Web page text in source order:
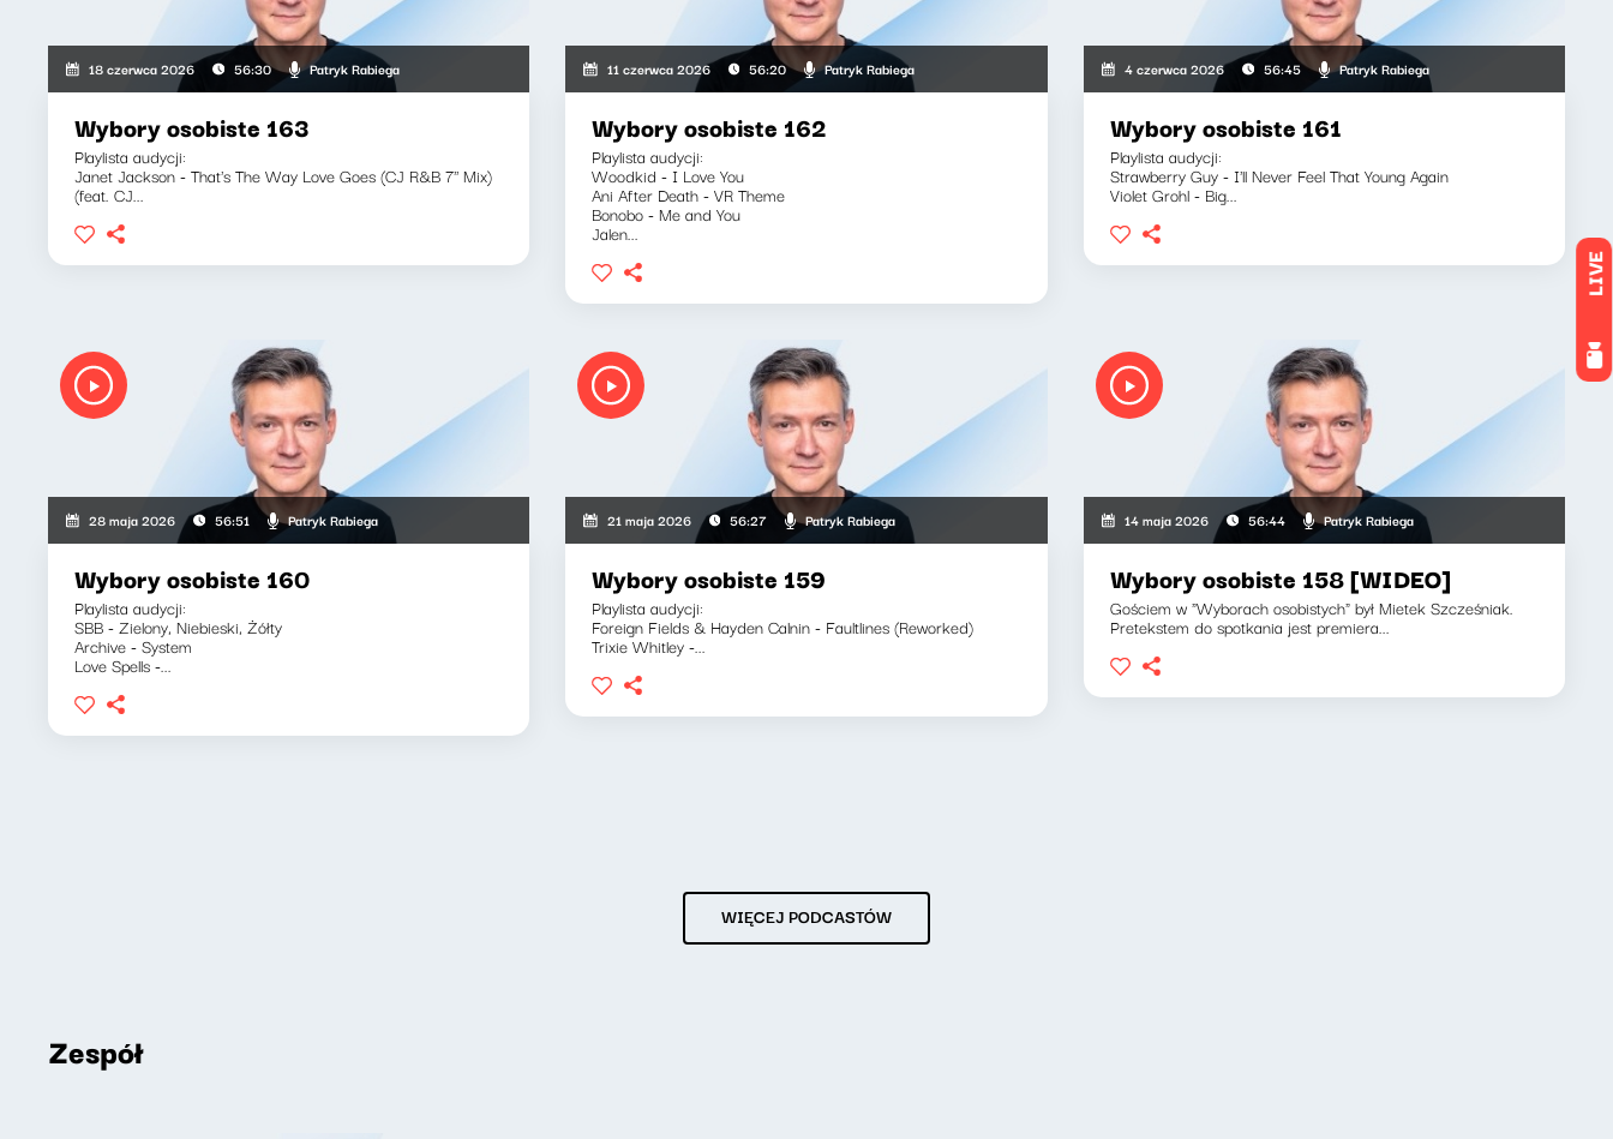
LIVE
18 czerwca 2026 56:30 Patryk Rabiega
Wybory osobiste 163
Playlista audycji:
Janet Jackson - That's The Way Love Goes (CJ R&B 7'' Mix)
(feat. CJ...
11 czerwca 2026 56:20 Patryk Rabiega
Wybory osobiste 162
Playlista audycji:
Woodkid - I Love You
Ani After Death - VR Theme
Bonobo - Me and You
Jalen...
4 czerwca 2026 56:45 Patryk Rabiega
Wybory osobiste 161
Playlista audycji:
Strawberry Guy - I'll Never Feel That Young Again
Violet Grohl - Big...
28 maja 2026 56:51 Patryk Rabiega
Wybory osobiste 160
Playlista audycji:
SBB - Zielony, Niebieski, Żółty
Archive - System
Love Spells -...
21 maja 2026 56:27 Patryk Rabiega
Wybory osobiste 159
Playlista audycji:
Foreign Fields & Hayden Calnin - Faultlines (Reworked)
Trixie Whitley -...
14 maja 2026 56:44 Patryk Rabiega
Wybory osobiste 158 [WIDEO]
Gościem w "Wyborach osobistych" był Mietek Szcześniak.
Pretekstem do spotkania jest premiera...
WIĘCEJ PODCASTÓW
Zespół